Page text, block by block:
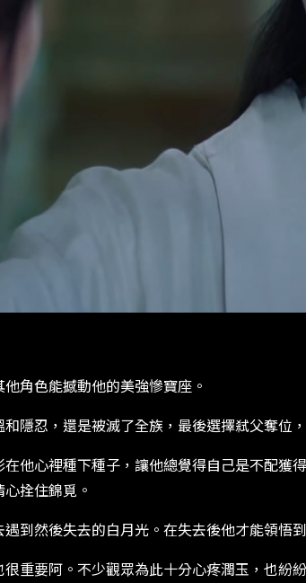
角色能撼動他的美強慘寶座。
隱忍，還是被滅了全族，最後選擇弒父奪位
他心裡種下種子，讓他總覺得自己是不配
拴住錦覓。
到然後失去的白月光。在失去後他才能領悟
重要阿。不少觀眾為此十分心疼潤玉，也